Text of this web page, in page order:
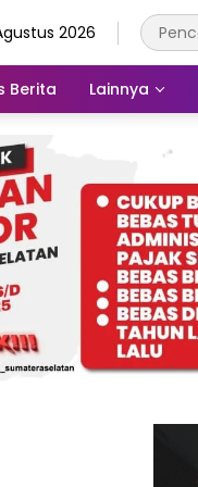
2026
Berita Lainnya